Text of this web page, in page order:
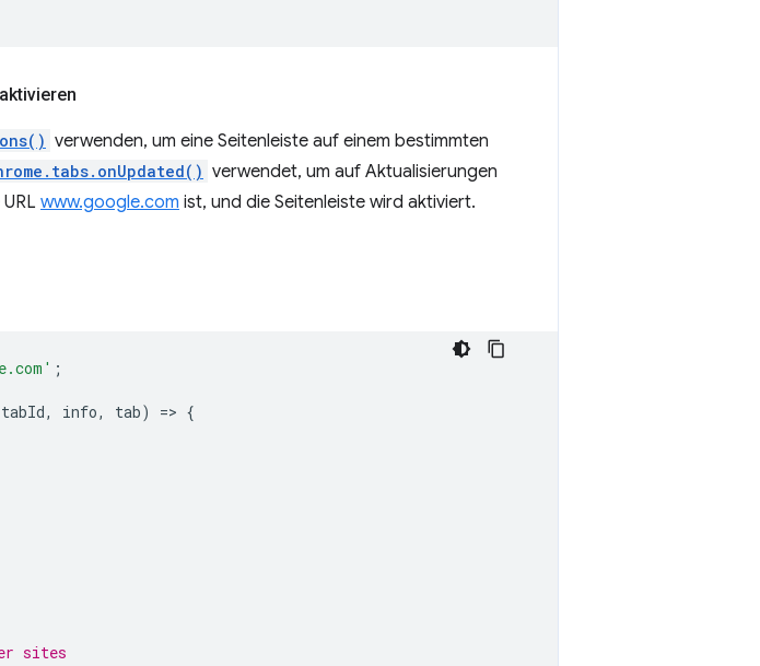
verwenden, um eine Seitenleiste auf einem bestimmten
verwendet, um auf Aktualisierungen
www.google.com ist, und die Seitenleiste wird aktiviert.
;
tabId, info, tab) => {
sites